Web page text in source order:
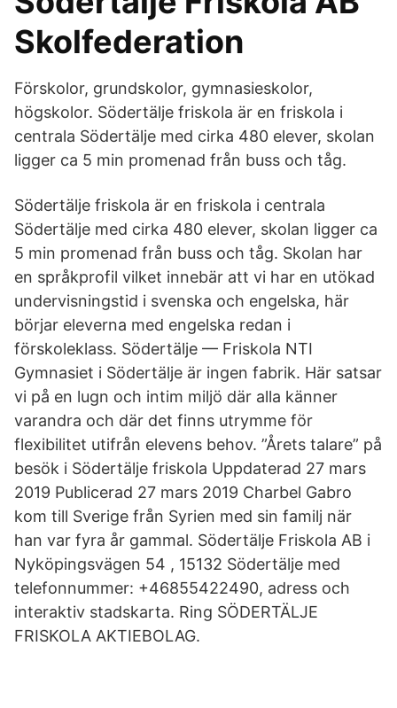
Skolfederation
Förskolor, grundskolor, gymnasieskolor,
högskolor. Södertälje friskola är en friskola i
centrala Södertälje med cirka 480 elever, skolan
ligger ca 5 min promenad från buss och tåg.
Södertälje friskola är en friskola i centrala
Södertälje med cirka 480 elever, skolan ligger ca
5 min promenad från buss och tåg. Skolan har
en språkprofil vilket innebär att vi har en utökad
undervisningstid i svenska och engelska, här
börjar eleverna med engelska redan i
förskoleklass. Södertälje — Friskola NTI
Gymnasiet i Södertälje är ingen fabrik. Här satsar
vi på en lugn och intim miljö där alla känner
varandra och där det finns utrymme för
flexibilitet utifrån elevens behov. ”Årets talare” på
besök i Södertälje friskola Uppdaterad 27 mars
2019 Publicerad 27 mars 2019 Charbel Gabro
kom till Sverige från Syrien med sin familj när
han var fyra år gammal. Södertälje Friskola AB i
Nyköpingsvägen 54 , 15132 Södertälje med
telefonnummer: +46855422490, adress och
interaktiv stadskarta. Ring SÖDERTÄLJE
FRISKOLA AKTIEBOLAG.